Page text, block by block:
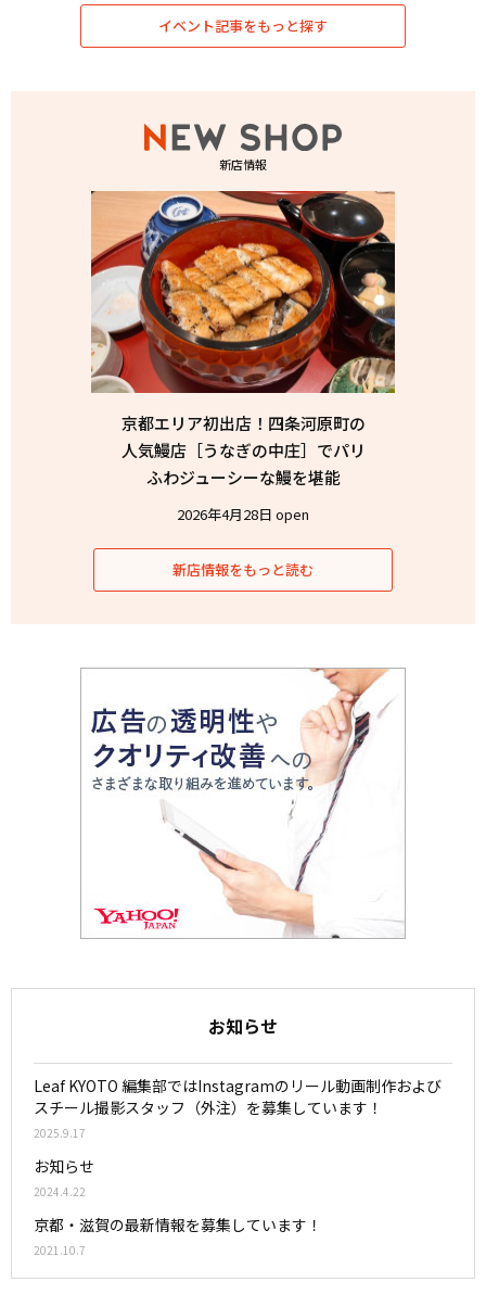
イベント記事をもっと探す
新店情報
京都エリア初出店！四条河原町の
人気鰻店［うなぎの中庄］でパリ
ふわジューシーな鰻を堪能
2026年4月28日 open
新店情報をもっと読む
お知らせ
Leaf KYOTO 編集部ではInstagramのリール動画制作および
スチール撮影スタッフ（外注）を募集しています！
2025.9.17
お知らせ
2024.4.22
京都・滋賀の最新情報を募集しています！
2021.10.7